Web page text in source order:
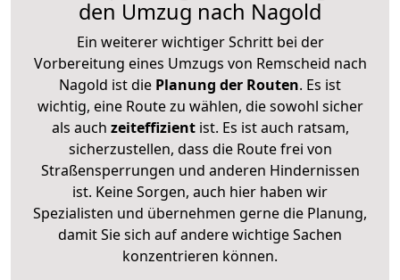
den Umzug nach Nagold
Ein weiterer wichtiger Schritt bei der
Vorbereitung eines Umzugs von Remscheid nach
Nagold ist die Planung der Routen. Es ist
wichtig, eine Route zu wählen, die sowohl sicher
als auch zeiteffizientist. Es ist auch ratsam,
sicherzustellen, dass die Route frei von
Straßensperrungen und anderen Hindernissen
ist. Keine Sorgen, auch hier haben wir
Spezialisten und übernehmen gerne die Planung,
damit Sie sich auf andere wichtige Sachen
konzentrieren können.